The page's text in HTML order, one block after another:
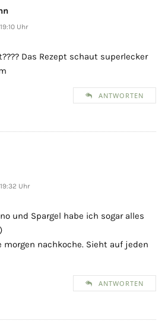
Uhr
Das Rezept schaut superlecker
ANTWORTEN
Uhr
und Spargel habe ich sogar alles
morgen nachkoche. Sieht auf jeden
ANTWORTEN